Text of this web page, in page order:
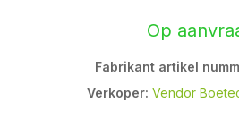
Op
Fabrikant artikel
Verkoper: Vendor